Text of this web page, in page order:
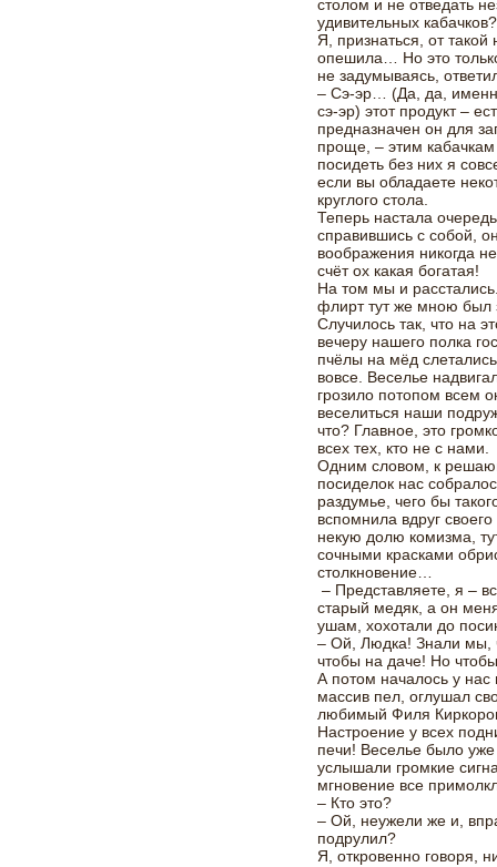
столом и не отведать
удивительных кабачков?
Я, признаться, от такой
опешила… Но это
не задумываясь,
– Сэ-эр… (Да, да,
сэ-эр) этот продукт –
предназначен он для
проще, – этим
посидеть без них я
если вы обладаете
круглого стола.
Теперь настала
справившись с собой,
воображения никогда
счёт ох какая богатая!
На том мы и
флирт тут же мною был
Случилось так, что на
вечеру нашего полка
пчёлы на мёд
вовсе. Веселье
грозило потопом всем
веселиться наши
что? Главное, это
всех тех, кто не с нами.
Одним словом, к
посиделок нас
раздумье, чего бы
вспомнила вдруг
некую долю комизма,
сочными красками
столкновение…
– Представляете, я –
старый медяк, а он
ушам, хохотали до
– Ой, Людка! Знали мы,
чтобы на даче! Но
А потом началось у
массив пел, оглушал
любимый Филя
Настроение у всех
печи! Веселье было
услышали громкие
мгновение все
– Кто это?
– Ой, неужели же и,
подрулил?
Я, откровенно говоря,